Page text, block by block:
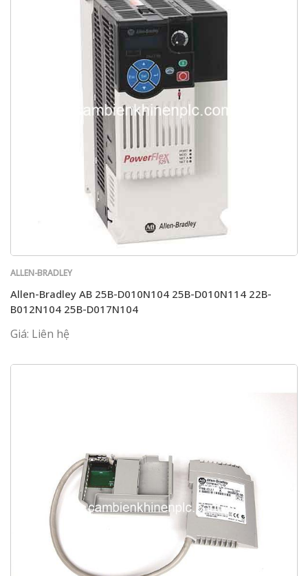
ALLEN-BRADLEY
Allen-Bradley AB 25B-D010N104 25B-D010N114 22B-
B012N104 25B-D017N104
Giá: Liên hệ